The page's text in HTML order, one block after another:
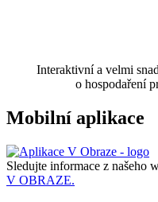
Interaktivní a velmi
o hospodaření
Mobilní aplikace
Sledujte informace z našeho
V OBRAZE.